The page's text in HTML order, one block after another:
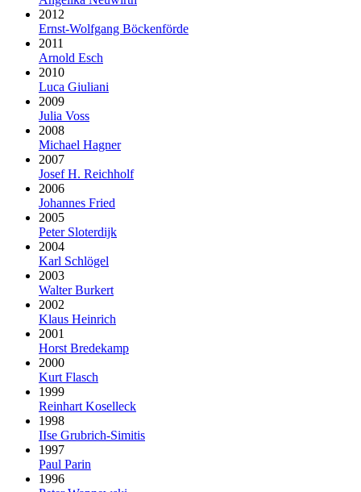
2012
Ernst-Wolfgang Böckenförde
2011
Arnold Esch
2010
Luca Giuliani
2009
Julia Voss
2008
Michael Hagner
2007
Josef H. Reichholf
2006
Johannes Fried
2005
Peter Sloterdijk
2004
Karl Schlögel
2003
Walter Burkert
2002
Klaus Heinrich
2001
Horst Bredekamp
2000
Kurt Flasch
1999
Reinhart Koselleck
1998
IIse Grubrich-Simitis
1997
Paul Parin
1996